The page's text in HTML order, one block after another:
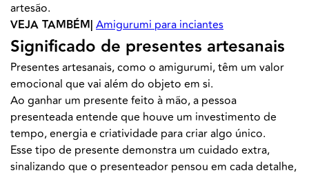
artesão.
VEJA TAMBÉM| Amigurumi para inciantes
Significado de presentes artesanais
Presentes artesanais, como o amigurumi, têm um valor
emocional que vai além do objeto em si.
Ao ganhar um presente feito à mão, a pessoa
presenteada entende que houve um investimento de
tempo, energia e criatividade para criar algo único.
Esse tipo de presente demonstra um cuidado extra,
sinalizando que o presenteador pensou em cada detalhe,